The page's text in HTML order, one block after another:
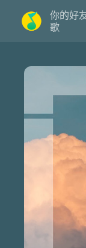
你的好
歌